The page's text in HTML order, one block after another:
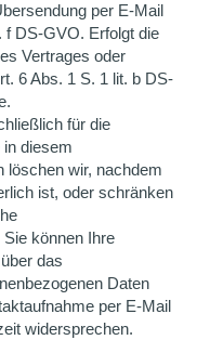
per E-Mail
f DS-GVO. Erfolgt die
Vertrages oder
6 Abs. 1 S. 1 lit. b DS-
für die
in diesem
löschen wir, nachdem
ist, oder schränken
können Ihre
das
Daten
per E-Mail
widersprechen.